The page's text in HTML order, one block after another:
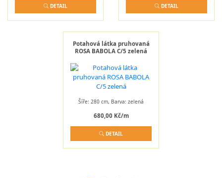
DETAIL DETAIL
Potahová látka pruhovaná
ROSA BABOLA C/5 zelená
Šíře: 280 cm, Barva: zelená
680,00 Kč/m
DETAIL